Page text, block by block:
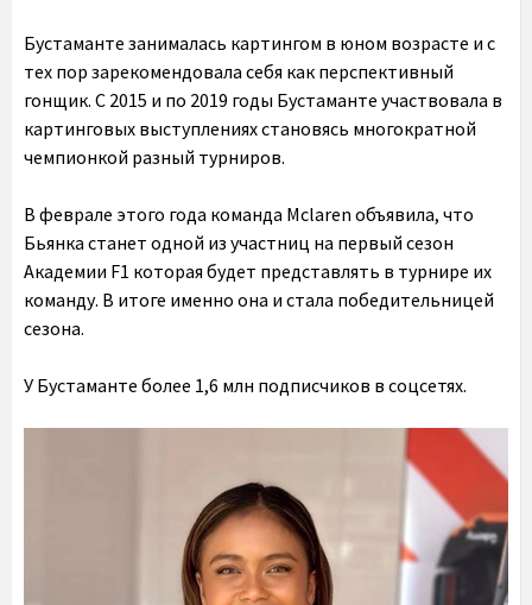
Бустаманте занималась картингом в юном возрасте и с
тех пор зарекомендовала себя как перспективный
гонщик. С 2015 и по 2019 годы Бустаманте участвовала в
картинговых выступлениях становясь многократной
чемпионкой разный турниров.
В феврале этого года команда Mclaren объявила, что
Бьянка станет одной из участниц на первый сезон
Академии F1 которая будет представлять в турнире их
команду. В итоге именно она и стала победительницей
сезона.
У Бустаманте более 1,6 млн подписчиков в соцсетях.